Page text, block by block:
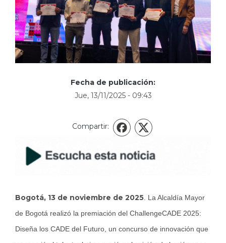
Fecha de publicación:
Jue, 13/11/2025 - 09:43
Compartir: Facebook
X
Bogotá, 13 de noviembre de 2025 . La Alcaldía Mayor
de Bogotá realizó la premiación del ChallengeCADE 2025:
Diseña los CADE del Futuro, un concurso de innovación que